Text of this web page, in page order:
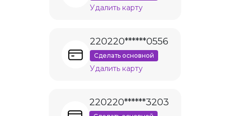
Удалить карту
220220******0556
Сделать основной
Удалить карту
220220******3203